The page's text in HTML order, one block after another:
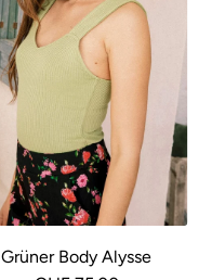
Grüner Body Alysse